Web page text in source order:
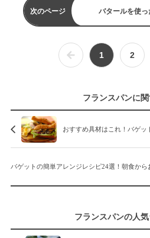
次のページ バタールを使
1 2
フランスパンに
おすすめ具材はこれ！バゲッ
バゲットの簡単アレンジレシピ24選！朝食から
フランスパンの人